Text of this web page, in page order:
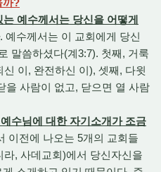
까?
예수께서는 당신을 어떻게
. 예수께서는 이 교회에게 당신
말씀하셨다(계3:7). 첫째, 거룩
이, 완전하신 이), 셋째, 다윗
을 사람이 없고, 닫으면 열 사람
수님에 대한 자기소개가 조금
이전에 나오는 5개의 교회들
, 사데교회)에서 당신자신을